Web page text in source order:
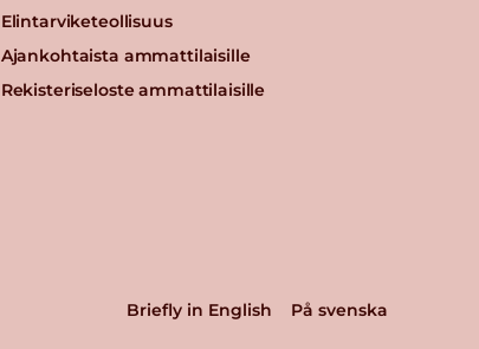
Elintarviketeollisuus
Ajankohtaista ammattilaisille
Rekisteriseloste ammattilaisille
Briefly in English På svenska